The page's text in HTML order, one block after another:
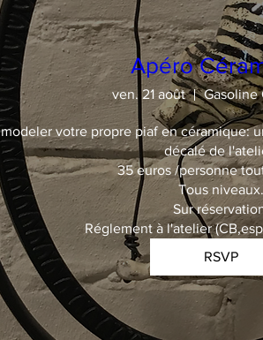
Apéro
ven. 21 août Gasoline
votre propre piaf en céramique:
décalé de
35 euros /personne
Tous niveaux.
Sur
Réglement à l'atelier
RSVP